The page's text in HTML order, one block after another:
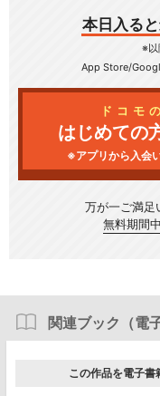
本日入る
※以
App Store/
ドコモ
はじめての
※アプリから入会
万が一ご満足
無料期間
関連ブック（電
この作品を電子書